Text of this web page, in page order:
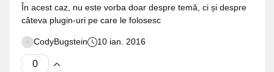
În acest caz, nu este vorba doar despre temă, ci și despre
câteva plugin-uri pe care le folosesc
CodyBugstein 10 ian. 2016